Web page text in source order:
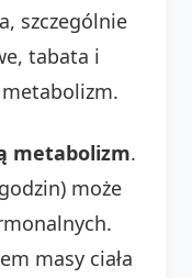
szczególnie
tabata i
metabolizm.
może
masy ciała